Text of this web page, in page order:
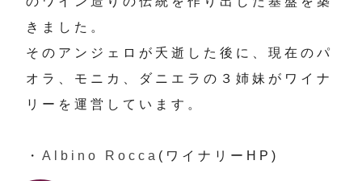
きました。
そのアンジェロが夭逝した後に、現在のパ
オラ、モニカ、ダニエラの３姉妹がワイナ
リーを運営しています。
・ Albino Rocca (ワイナリーHP)